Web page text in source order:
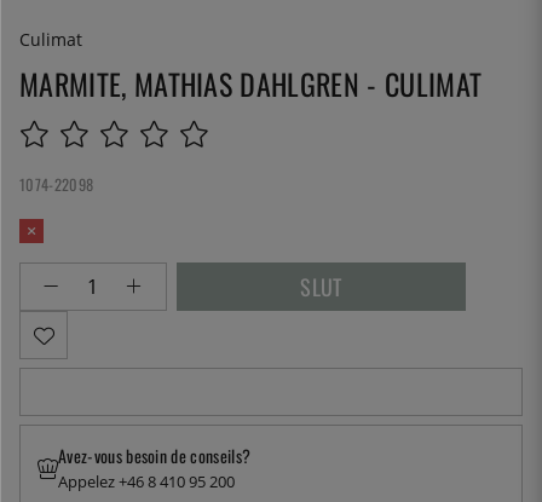
Culimat
MARMITE, MATHIAS DAHLGREN - CULIMAT
1074-22098
Avez-vous besoin de conseils?
Appelez +46 8 410 95 200